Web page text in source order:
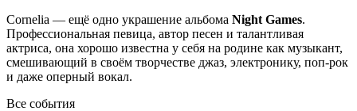
Cornelia — ещё одно украшение альбома Night Games.
Профессиональная певица, автор песен и талантливая
актриса, она хорошо известна у себя на родине как музыкант,
смешивающий в своём творчестве джаз, электронику, поп-рок
и даже оперный вокал.
Все события